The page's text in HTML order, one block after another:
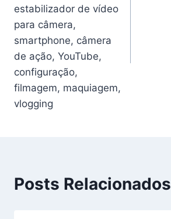
estabilizador de vídeo
para câmera,
smartphone, câmera
de ação, YouTube,
configuração,
filmagem, maquiagem,
vlogging
Posts Relacionados